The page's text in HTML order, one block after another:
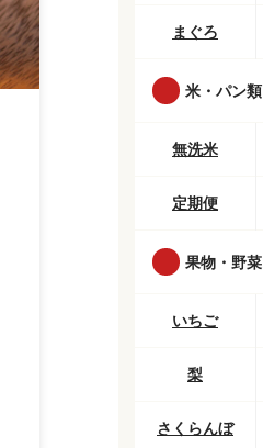
まぐろ
米・パン類
無洗米
定期便
果物・野菜
いちご
梨
さくらんぼ